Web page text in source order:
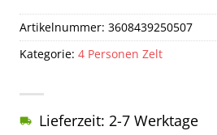
Lieferzeit: 2-7 Werktage
Artikelnummer:3608439250507
Kategorie:4 Personen Zelt